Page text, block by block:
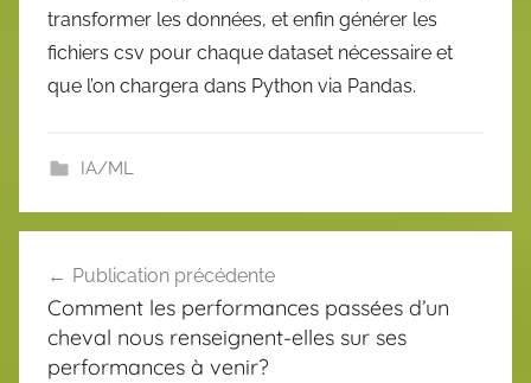
transformer les données, et enfin générer les
fichiers csv pour chaque dataset nécessaire et
que l’on chargera dans Python via Pandas.
IA/ML
de
l’article
Publication précédente
Comment les performances passées d’un
cheval nous renseignent-elles sur ses
performances à venir?